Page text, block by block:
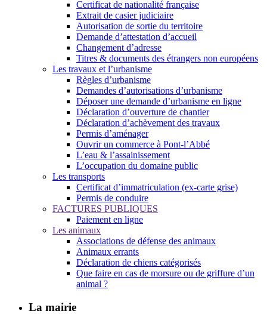
Certificat de nationalité française
Extrait de casier judiciaire
Autorisation de sortie du territoire
Demande d’attestation d’accueil
Changement d’adresse
Titres & documents des étrangers non européens
Les travaux et l’urbanisme
Règles d’urbanisme
Demandes d’autorisations d’urbanisme
Déposer une demande d’urbanisme en ligne
Déclaration d’ouverture de chantier
Déclaration d’achèvement des travaux
Permis d’aménager
Ouvrir un commerce à Pont-l’Abbé
L’eau & l’assainissement
L’occupation du domaine public
Les transports
Certificat d’immatriculation (ex-carte grise)
Permis de conduire
FACTURES PUBLIQUES
Paiement en ligne
Les animaux
Associations de défense des animaux
Animaux errants
Déclaration de chiens catégorisés
Que faire en cas de morsure ou de griffure d’un
animal ?
La mairie